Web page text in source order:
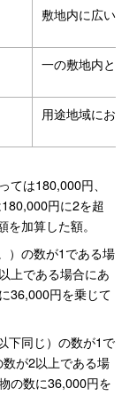
敷地内に広い
一の敷地内と
用途地域にお
は180,000円、
円に2を超
加算した額。
）の数が1である場
上である場合にあ
36,000円を乗じて
下同じ）の数が1で
が2以上である場
の数に36,000円を